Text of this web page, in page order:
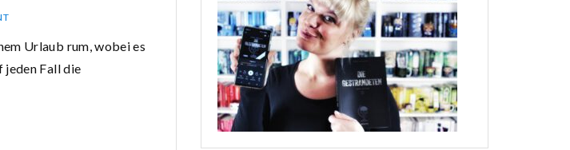
Urlaub rum, wobei es
jeden Fall die